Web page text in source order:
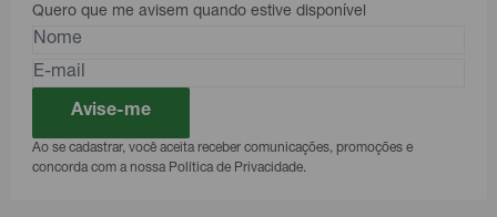
Quero que me avisem quando estive disponível
Avise-me
Ao se cadastrar, você aceita receber comunicações, promoções e
concorda com a nossa Política de Privacidade.